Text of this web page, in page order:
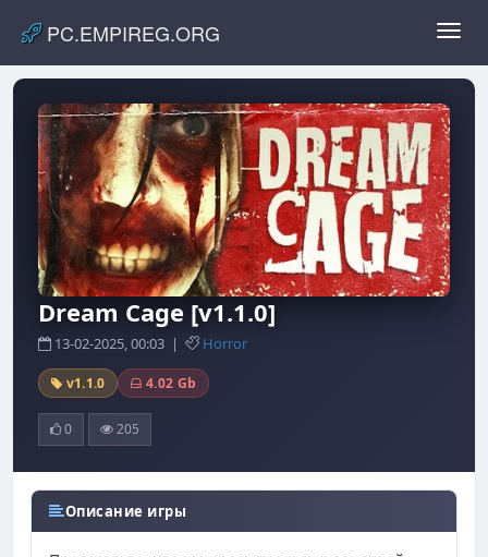
PC.EMPIREG.ORG
Dream Cage [v1.1.0]
13-02-2025, 00:03 | Horror
v1.1.0 4.02 Gb
0 205
Описание игры